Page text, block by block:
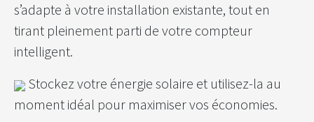
s’adapte à votre installation existante, tout en
tirant pleinement parti de votre compteur
intelligent.
Stockez votre énergie solaire et utilisez-la au
moment idéal pour maximiser vos économies.